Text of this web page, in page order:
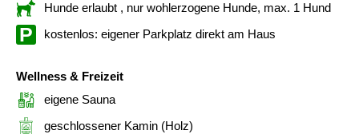
Hunde erlaubt , nur wohlerzogene Hunde, max. 1 Hund
kostenlos: eigener Parkplatz direkt am Haus
Wellness & Freizeit
eigene Sauna
geschlossener Kamin (Holz)